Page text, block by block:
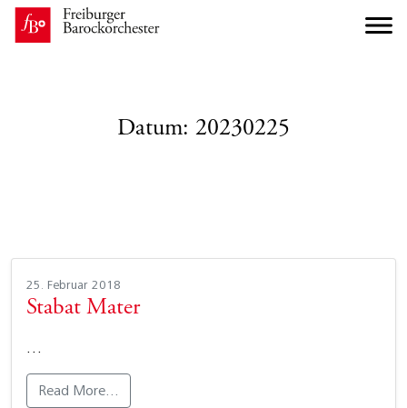
Datum: 20230225
25. Februar 2018
Stabat Mater
…
Read More…